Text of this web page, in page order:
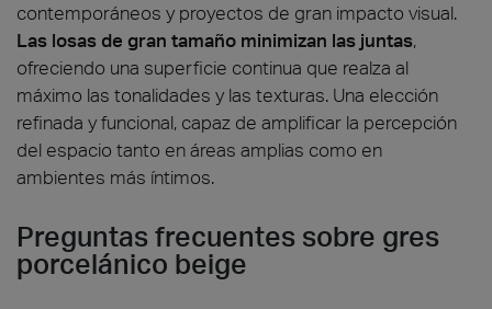
contemporáneos y proyectos de gran impacto visual.
Las losas de gran tamaño minimizan las juntas,
ofreciendo una superficie continua que realza al
máximo las tonalidades y las texturas. Una elección
refinada y funcional, capaz de amplificar la percepción
del espacio tanto en áreas amplias como en
ambientes más íntimos.
Preguntas frecuentes sobre gres
porcelánico beige